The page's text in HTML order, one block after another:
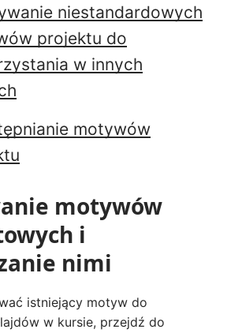
niestandardowych
projektu do
w innych
motywów
motywów
i
nimi
istniejący motyw do
w kursie, przejdź do